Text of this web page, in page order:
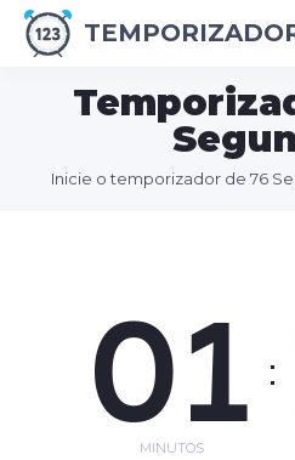
Inicie o temporizador de 76
01
MINUTOS
: